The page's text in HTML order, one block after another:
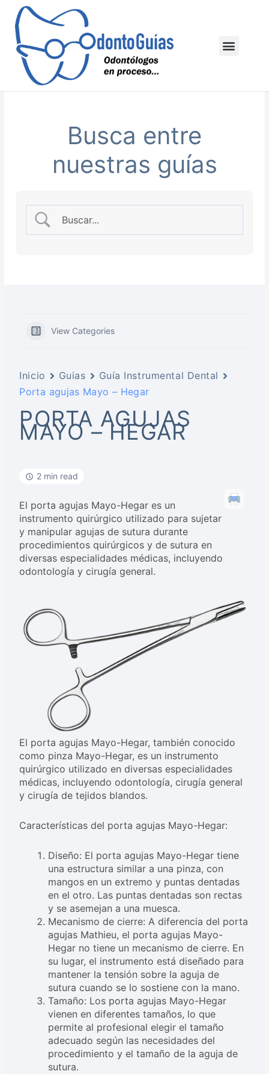
contenido
Menu
Busca entre
nuestras guías
View Categories
Inicio Guias
Guía Instrumental Dental
Porta agujas Mayo – Hegar
PORTA AGUJAS
MAYO – HEGAR
2 min read
El porta agujas Mayo-Hegar es un
instrumento quirúrgico utilizado para sujetar
y manipular agujas de sutura durante
procedimientos quirúrgicos y de sutura en
diversas especialidades médicas, incluyendo
odontología y cirugía general.
El porta agujas Mayo-Hegar, también conocido
como pinza Mayo-Hegar, es un instrumento
quirúrgico utilizado en diversas especialidades
médicas, incluyendo odontología, cirugía general
y cirugía de tejidos blandos.
Características del porta agujas Mayo-Hegar:
Diseño: El porta agujas Mayo-Hegar tiene
una estructura similar a una pinza, con
mangos en un extremo y puntas dentadas
en el otro. Las puntas dentadas son rectas
y se asemejan a una muesca.
Mecanismo de cierre: A diferencia del porta
agujas Mathieu, el porta agujas Mayo-
Hegar no tiene un mecanismo de cierre. En
su lugar, el instrumento está diseñado para
mantener la tensión sobre la aguja de
sutura cuando se lo sostiene con la mano.
Tamaño: Los porta agujas Mayo-Hegar
vienen en diferentes tamaños, lo que
permite al profesional elegir el tamaño
adecuado según las necesidades del
procedimiento y el tamaño de la aguja de
sutura.